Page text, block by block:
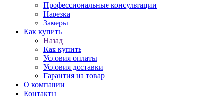
Профессиональные консультации
Нарезка
Замеры
Как купить
Назад
Как купить
Условия оплаты
Условия доставки
Гарантия на товар
О компании
Контакты